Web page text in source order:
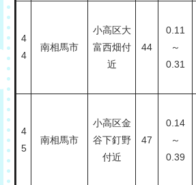
4
4
南相馬市
小高区大
富西畑付
近
44
0.11
～
0.31
4
5
南相馬市
小高区金
谷下釘野
付近
47
0.14
～
0.39